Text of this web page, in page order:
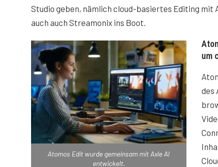
Studio geben, nämlich cloud-basiertes Editing mit
auch auch Streamonix ins Boot.
Atomos Edit wurde gemeinsam mit Axle AI
entwickelt.
um
des